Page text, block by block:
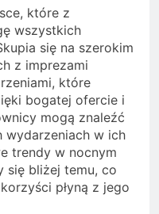
które z
wszystkich
się na szerokim
z imprezami
które
bogatej ofercie i
mogą znaleźć
wydarzeniach w ich
trendy w nocnym
się bliżej temu, co
płyną z jego